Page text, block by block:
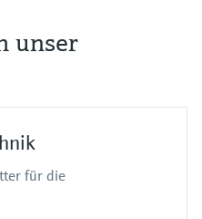
unser
für die